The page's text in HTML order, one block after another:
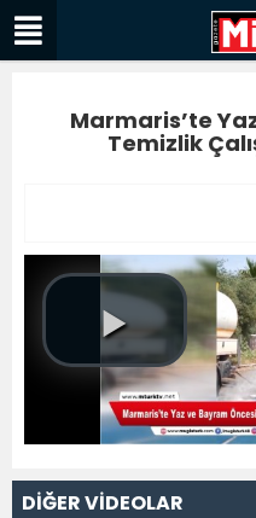
Marmaris’te
Temizlik
DİĞER VİDEOLAR